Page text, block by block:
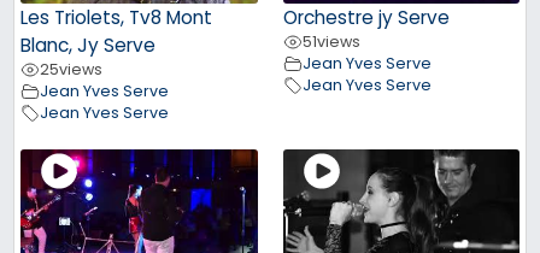
Les Triolets, Tv8 Mont
Blanc, Jy Serve
25views
Jean Yves Serve
Jean Yves Serve
Orchestre jy Serve
51views
Jean Yves Serve
Jean Yves Serve